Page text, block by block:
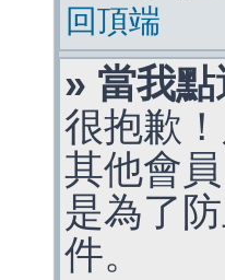
回頂端
» 當我
很抱歉
其他會
是為了
件。